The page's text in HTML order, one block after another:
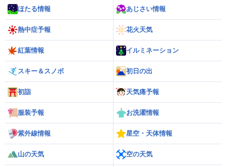
ほたる情報 あじさい情報
熱中症予報 花火天気
紅葉情報 イルミネーション
スキー＆スノボ 初日の出
初詣 天気痛予報
服装予報 お洗濯情報
紫外線情報 星空・天体情報
山の天気 空の天気